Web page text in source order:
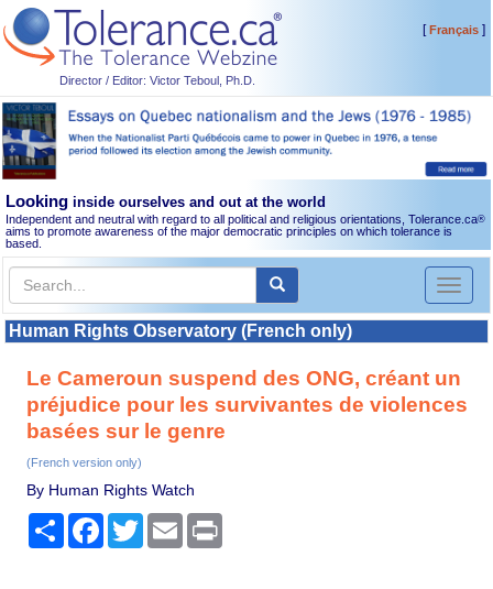
Director / Editor: Victor Teboul, Ph.D.
[Français]
Looking inside ourselves and out at the world
Independent and neutral with regard to all political and religious orientations, Tolerance.ca®
aims to promote awareness of the major democratic principles on which tolerance is
based.
Toggle
Human Rights Observatory (French only)
Le Cameroun suspend des ONG, créant un
préjudice pour les survivantes de violences
basées sur le genre
(French version only)
By Human Rights Watch
Share Facebook
TwitterEmail